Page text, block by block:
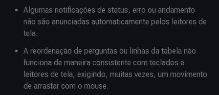
Algumas notificações de status, erro ou andamento
não são anunciadas automaticamente pelos leitores de
tela.
A reordenação de perguntas ou linhas da tabela não
funciona de maneira consistente com teclados e
leitores de tela, exigindo, muitas vezes, um movimento
de arrastar com o mouse.